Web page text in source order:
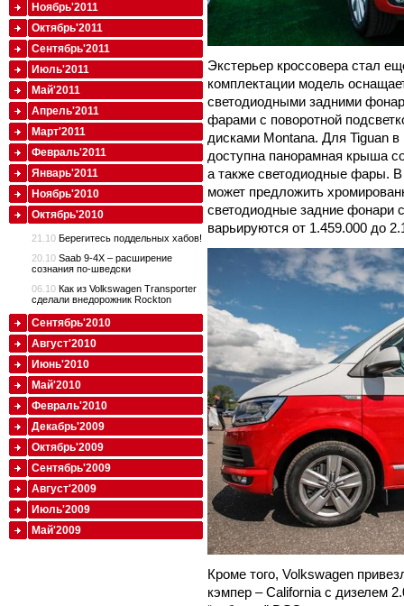
Экстерьер кроссовера стал
комплектации модель
светодиодными задними
фарами с поворотной
дисками Montana. Для Tiguan
доступна панорамная крыша
а также светодиодные фары. В
может предложить
светодиодные задние
варьируются от 1.459.000 до
Кроме того, Volkswagen
кэмпер – California с дизелем
Ноябрь'2011
Октябрь'2011
Сентябрь'2011
Июль'2011
Май'2011
Апрель'2011
Март'2011
Февраль'2011
Январь'2011
Ноябрь'2010
Октябрь'2010
21.10 Берегитесь поддельных хабов!
20.10 Saab 9-4X – расширение
сознания по-шведски
06.10 Как из Volkswagen Transporter
сделали внедорожник Rockton
Сентябрь'2010
Август'2010
Июнь'2010
Май'2010
Февраль'2010
Декабрь'2009
Октябрь'2009
Сентябрь'2009
Август'2009
Июль'2009
Май'2009